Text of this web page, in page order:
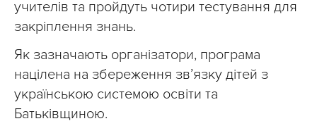
учителів та пройдуть чотири тестування для
закріплення знань.
Як зазначають організатори, програма
націлена на збереження зв’язку дітей з
українською системою освіти та
Батьківщиною.